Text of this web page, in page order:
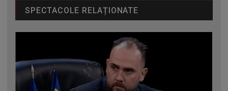
SPECTACOLE RELAȚIONATE